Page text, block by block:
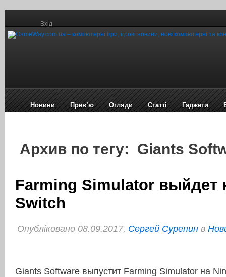
Вхід
Новини Прев’ю Огляди Статті Гаджети
Архив по тегу: Giants
Farming Simulator выйдет
Switch
Опубліковано 08.09.2017, Сергей Сурепин в
Giants Software выпустит Farming Simulator на